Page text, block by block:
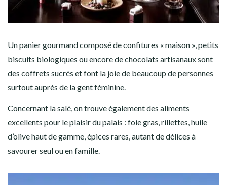
Un panier gourmand composé de confitures « maison », petits
biscuits biologiques ou encore de chocolats artisanaux sont
des coffrets sucrés et font la joie de beaucoup de personnes
surtout auprès de la gent féminine.
Concernant la salé, on trouve également des aliments
excellents pour le plaisir du palais : foie gras, rillettes, huile
d’olive haut de gamme, épices rares, autant de délices à
savourer seul ou en famille.